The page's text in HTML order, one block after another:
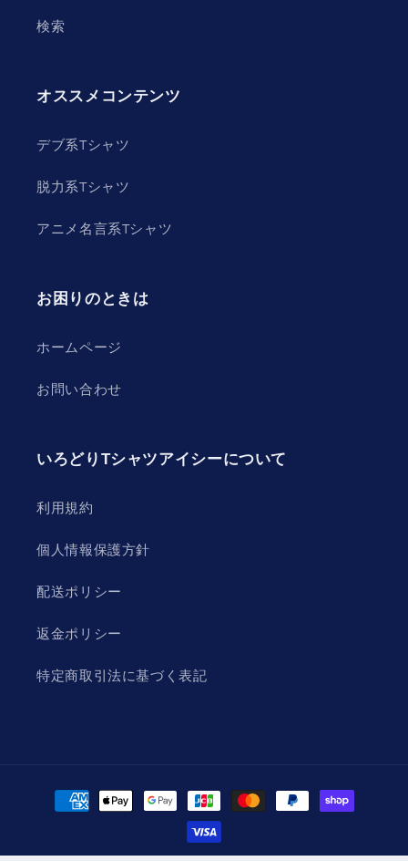
検索
オススメコンテンツ
デブ系Tシャツ
脱力系Tシャツ
アニメ名言系Tシャツ
お困りのときは
ホームページ
お問い合わせ
いろどりTシャツアイシーについて
利用規約
個人情報保護方針
配送ポリシー
返金ポリシー
特定商取引法に基づく表記